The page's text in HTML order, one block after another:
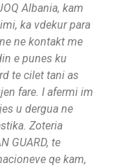
Albania, kam
ka vdekur para
ne kontakt me
e punes ku
te cilet tani as
fare. I afermi im
u dergua ne
Zoteria
GUARD, te
qe kam,